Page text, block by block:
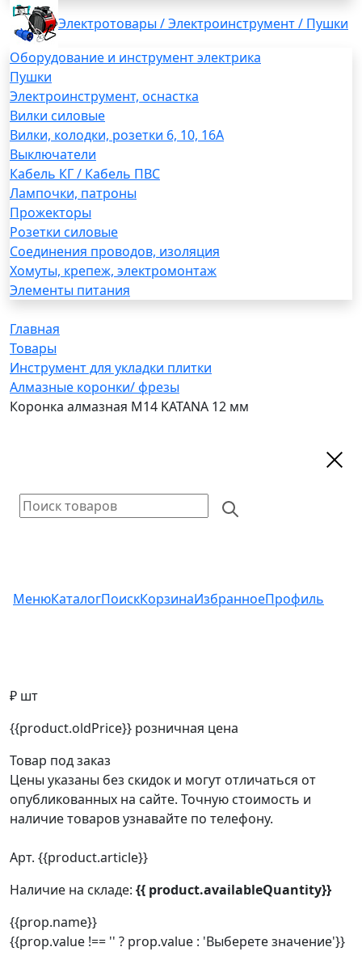
Электротовары / Электроинструмент / Пушки
Оборудование и инструмент электрика
Пушки
Электроинструмент, оснастка
Вилки силовые
Вилки, колодки, розетки 6, 10, 16А
Выключатели
Кабель КГ / Кабель ПВС
Лампочки, патроны
Прожекторы
Розетки силовые
Соединения проводов, изоляция
Хомуты, крепеж, электромонтаж
Элементы питания
Главная
Товары
Инструмент для укладки плитки
Алмазные коронки/ фрезы
Коронка алмазная M14 KATANA 12 мм
МенюКаталогПоискКорзинаИзбранноеПрофиль
₽ шт
{{product.oldPrice}} розничная цена
Товар под заказ
Цены указаны без скидок и могут отличаться от
опубликованных на сайте. Точную стоимость и
наличие товаров узнавайте по телефону.
Арт. {{product.article}}
Наличие на складе: {{ product.availableQuantity}}
{{prop.name}}
{{prop.value !== '' ? prop.value : 'Выберете значение'}}